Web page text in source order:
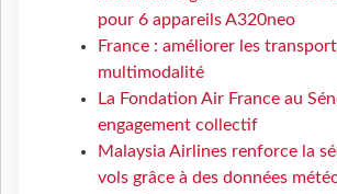
pour 6 appareils A320neo
France : améliorer les
multimodalité
La Fondation Air France au
engagement collectif
Malaysia Airlines renforce la
vols grâce à des données